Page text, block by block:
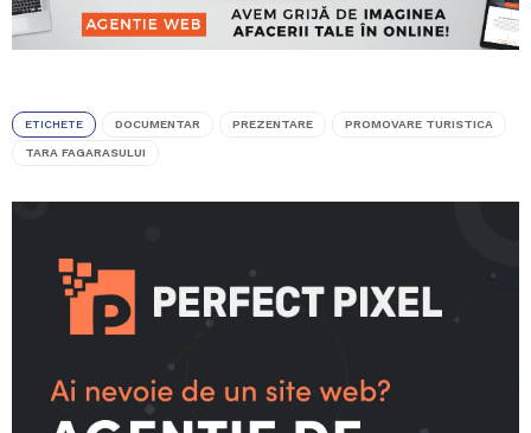
ETICHETE DOCUMENTAR PREZENTARE PROMOVARE TURISTICA
TARA FAGARASULUI